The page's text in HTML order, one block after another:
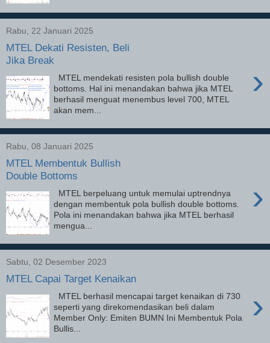
Rabu, 22 Januari 2025
MTEL Dekati Resisten, Beli
Jika Break
›
MTEL mendekati resisten pola bullish double
bottoms. Hal ini menandakan bahwa jika MTEL
berhasil menguat menembus level 700, MTEL
akan mem...
Rabu, 08 Januari 2025
MTEL Membentuk Bullish
Double Bottoms
›
MTEL berpeluang untuk memulai uptrendnya
dengan membentuk pola bullish double bottoms.
Pola ini menandakan bahwa jika MTEL berhasil
mengua...
Sabtu, 02 Desember 2023
MTEL Capai Target Kenaikan
›
MTEL berhasil mencapai target kenaikan di 730
seperti yang direkomendasikan beli dalam
Member Only: Emiten BUMN Ini Membentuk Pola
Bullis...